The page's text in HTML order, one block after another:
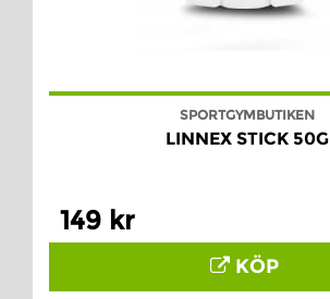
SPORTGYMBUTIKEN
LINNEX STICK 50G
149 kr
KÖP